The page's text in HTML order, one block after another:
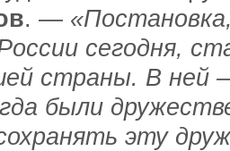
. —
сегодня,
страны. В ней
были
эту